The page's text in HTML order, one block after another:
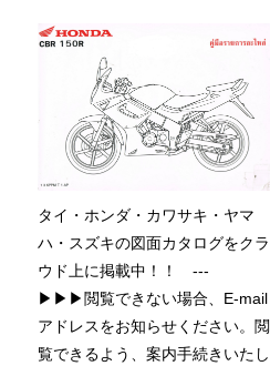
タイ・ホンダ・カワサキ・ヤマ
ハ・スズキの図面カタログをクラ
ウド上に掲載中！！ ---
▶▶▶閲覧できない場合、E-mail
アドレスをお知らせください。閲
覧できるよう、案内手続きいたし